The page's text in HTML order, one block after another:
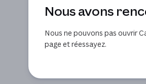
Nous avons
Nous ne pouvons pas ouvrir
page et réessayez.